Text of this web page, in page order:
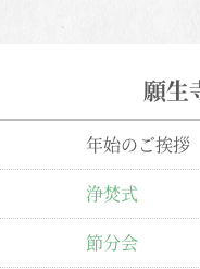
願生
年始のご挨拶
浄焚式
節分会